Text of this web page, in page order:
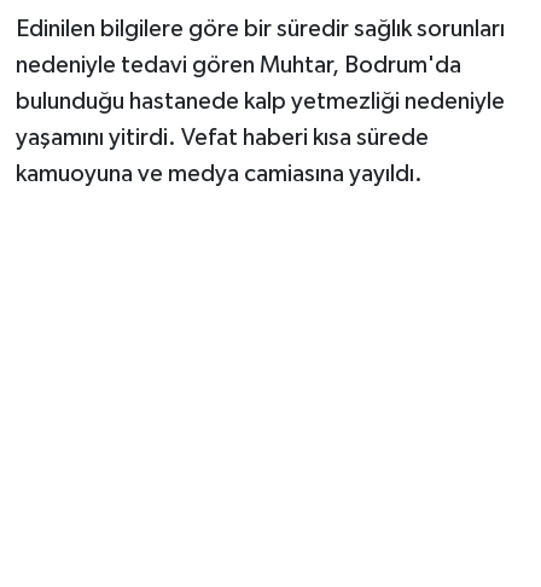
Edinilen bilgilere göre bir süredir sağlık sorunları
nedeniyle tedavi gören Muhtar, Bodrum'da
bulunduğu hastanede kalp yetmezliği nedeniyle
yaşamını yitirdi. Vefat haberi kısa sürede
kamuoyuna ve medya camiasına yayıldı.